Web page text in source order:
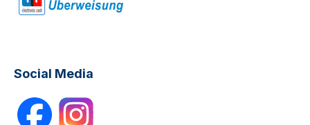
Social Media